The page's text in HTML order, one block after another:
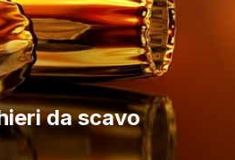
da scavo